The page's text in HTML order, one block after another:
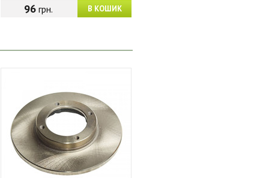
В КОШИК
96грн.